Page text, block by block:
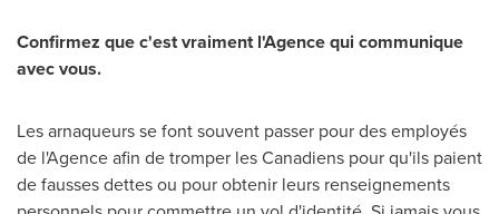
Confirmez que c'est vraiment l'Agence qui communique
avec vous.
Les arnaqueurs se font souvent passer pour des employés
de l'Agence afin de tromper les Canadiens pour qu'ils paient
de fausses dettes ou pour obtenir leurs renseignements